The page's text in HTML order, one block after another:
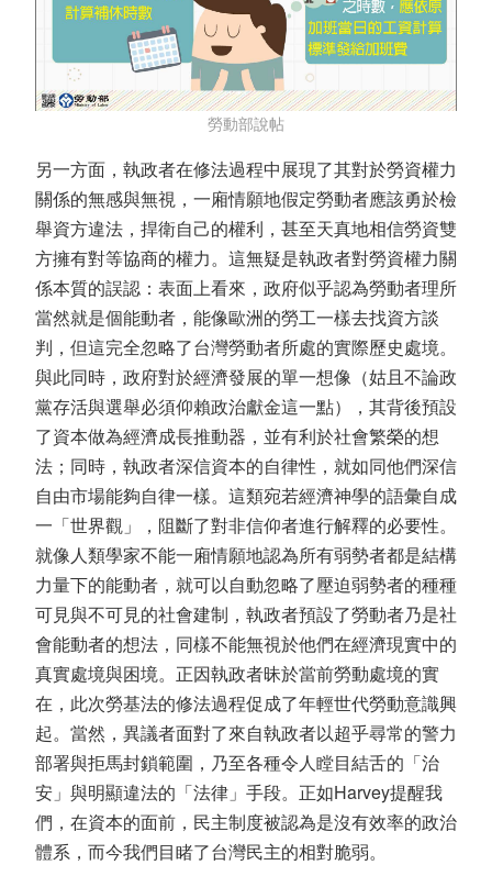
勞動部說帖
另一方面，執政者在修法過程中展現了其對於勞資權力
關係的無感與無視，一廂情願地假定勞動者應該勇於檢
舉資方違法，捍衛自己的權利，甚至天真地相信勞資雙
方擁有對等協商的權力。這無疑是執政者對勞資權力關
係本質的誤認：表面上看來，政府似乎認為勞動者理所
當然就是個能動者，能像歐洲的勞工一樣去找資方談
判，但這完全忽略了台灣勞動者所處的實際歷史處境。
與此同時，政府對於經濟發展的單一想像（姑且不論政
黨存活與選舉必須仰賴政治獻金這一點），其背後預設
了資本做為經濟成長推動器，並有利於社會繁榮的想
法；同時，執政者深信資本的自律性，就如同他們深信
自由市場能夠自律一樣。這類宛若經濟神學的語彙自成
一「世界觀」，阻斷了對非信仰者進行解釋的必要性。
就像人類學家不能一廂情願地認為所有弱勢者都是結構
力量下的能動者，就可以自動忽略了壓迫弱勢者的種種
可見與不可見的社會建制，執政者預設了勞動者乃是社
會能動者的想法，同樣不能無視於他們在經濟現實中的
真實處境與困境。正因執政者昧於當前勞動處境的實
在，此次勞基法的修法過程促成了年輕世代勞動意識興
起。當然，異議者面對了來自執政者以超乎尋常的警力
部署與拒馬封鎖範圍，乃至各種令人瞠目結舌的「治
安」與明顯違法的「法律」手段。正如Harvey提醒我
們，在資本的面前，民主制度被認為是沒有效率的政治
體系，而今我們目睹了台灣民主的相對脆弱。